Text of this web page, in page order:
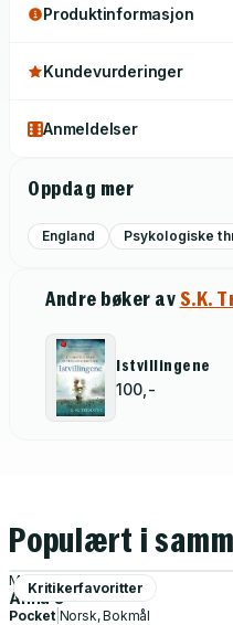
Produktinformasjon
Kundevurderinger
Anmeldelser
Oppdag mer
England Psykologiske
Andre bøker avS.K.
Istvillingene
100,-
Populært i
Kritikerfavoritter
Matthew Blake
Anna O
Pocket| Norsk, Bokmål